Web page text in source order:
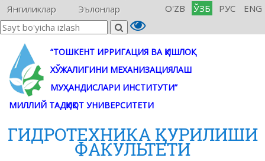
Янгиликлар Эълонлар O'ZB ЎЗБ РУС ENG
“ТОШКЕНТ ИРРИГАЦИЯ ВА ҚИШЛОҚ
ХЎЖАЛИГИНИ МЕХАНИЗАЦИЯЛАШ
МУҲАНДИСЛАРИ ИНСТИТУТИ”
МИЛЛИЙ ТАДҚИҚОТ УНИВЕРСИТЕТИ
ГИДРОТЕХНИКА ҚУРИЛИШИ
ФАКУЛЬТЕТИ